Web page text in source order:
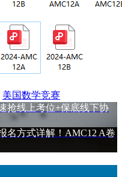
美国数学竞赛
抢线上考位+保底线下协
名方式详解！AMC12 A卷